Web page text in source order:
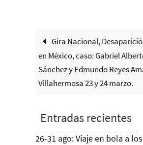
Gira Nacional,
en México, caso: Gabriel
Sánchez y Edmundo Reyes
Villahermosa 23 y 24 marzo.
Entradas recientes
26-31 ago: Viaje en bola a